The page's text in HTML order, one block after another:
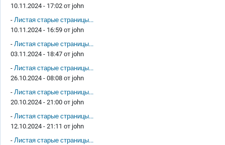
10.11.2024 - 17:02 от john
- Листая старые страницы...
10.11.2024 - 16:59 от john
- Листая старые страницы...
03.11.2024 - 18:47 от john
- Листая старые страницы...
26.10.2024 - 08:08 от john
- Листая старые страницы...
20.10.2024 - 21:00 от john
- Листая старые страницы...
12.10.2024 - 21:11 от john
- Листая старые страницы...